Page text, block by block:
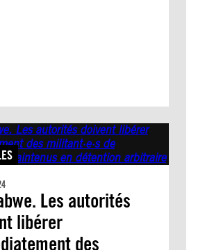
Les autorités
libérer
des